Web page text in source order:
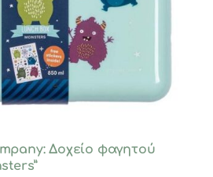
Δοχείο φαγητού